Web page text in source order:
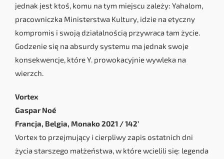
jednak jest ktoś, komu na tym miejscu zależy: Yahalom,
pracowniczka Ministerstwa Kultury, idzie na etyczny
kompromis i swoją działalnością przywraca tam życie.
Godzenie się na absurdy systemu ma jednak swoje
konsekwencje, które Y. prowokacyjnie wywleka na
wierzch.
Vortex
Gaspar Noé
Francja, Belgia, Monako 2021 / 142’
Vortex to przejmujący i cierpliwy zapis ostatnich dni
życia starszego małżeństwa, w które wcielili się: legenda